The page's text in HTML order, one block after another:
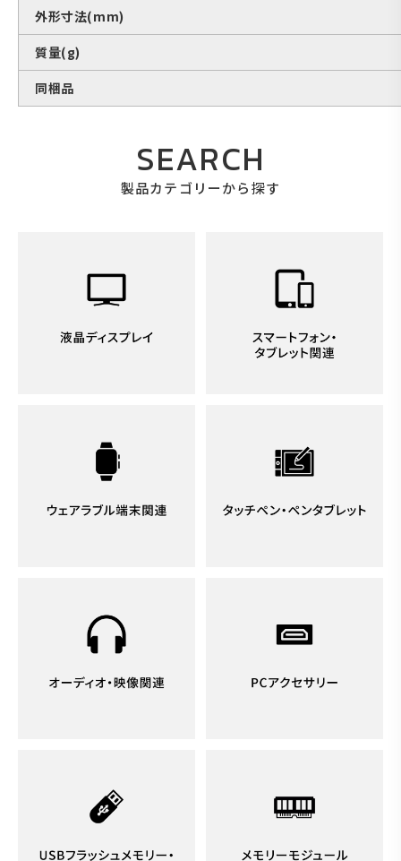
外形寸法(mm)
質量(g)
同梱品
SEARCH
製品カテゴリーから探す